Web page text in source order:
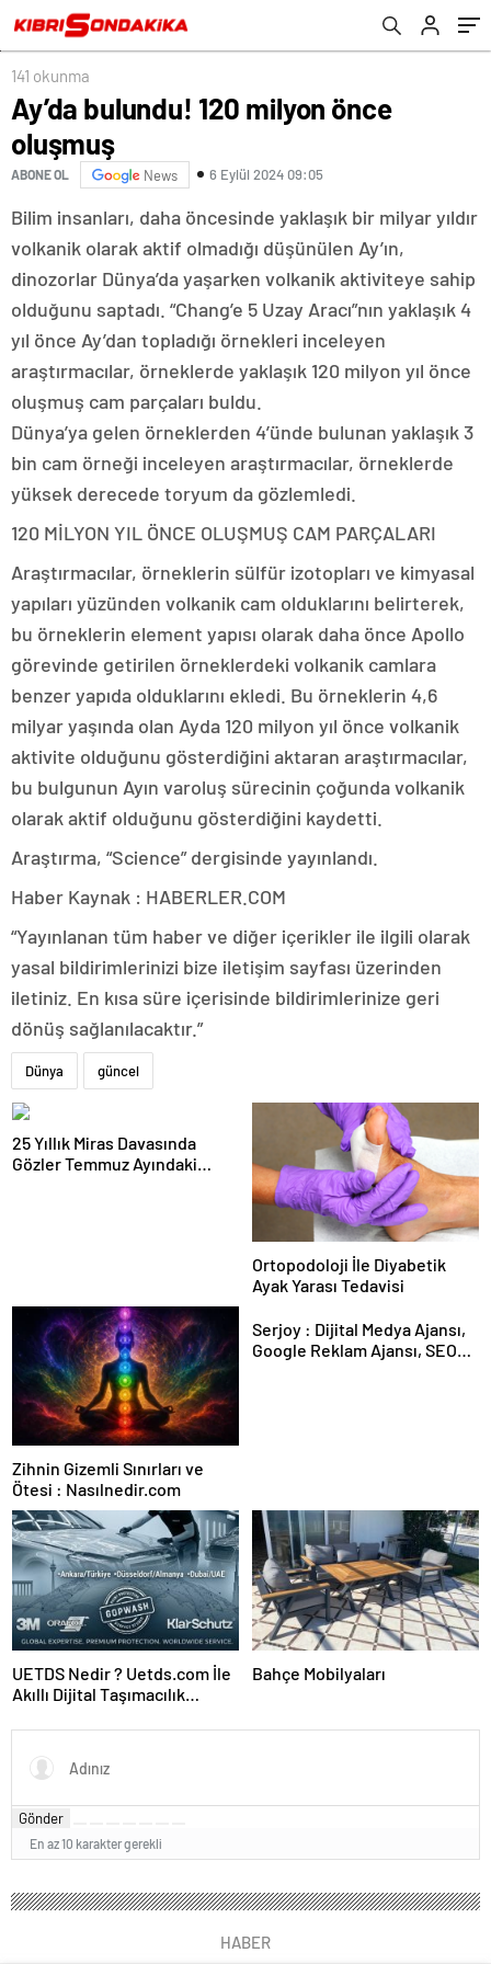
141 okunma
Ay’da bulundu! 120 milyon önce
oluşmuş
ABONE OL News 6 Eylül 2024 09:05
Bilim insanları, daha öncesinde yaklaşık bir milyar yıldır
volkanik olarak aktif olmadığı düşünülen Ay’ın,
dinozorlar Dünya’da yaşarken volkanik aktiviteye sahip
olduğunu saptadı. “Chang’e 5 Uzay Aracı”nın yaklaşık 4
yıl önce Ay’dan topladığı örnekleri inceleyen
araştırmacılar, örneklerde yaklaşık 120 milyon yıl önce
oluşmuş cam parçaları buldu.
Dünya’ya gelen örneklerden 4’ünde bulunan yaklaşık 3
bin cam örneği inceleyen araştırmacılar, örneklerde
yüksek derecede toryum da gözlemledi.
120 MİLYON YIL ÖNCE OLUŞMUŞ CAM PARÇALARI
Araştırmacılar, örneklerin sülfür izotopları ve kimyasal
yapıları yüzünden volkanik cam olduklarını belirterek,
bu örneklerin element yapısı olarak daha önce Apollo
görevinde getirilen örneklerdeki volkanik camlara
benzer yapıda olduklarını ekledi. Bu örneklerin 4,6
milyar yaşında olan Ayda 120 milyon yıl önce volkanik
aktivite olduğunu gösterdiğini aktaran araştırmacılar,
bu bulgunun Ayın varoluş sürecinin çoğunda volkanik
olarak aktif olduğunu gösterdiğini kaydetti.
Araştırma, “Science” dergisinde yayınlandı.
Haber Kaynak : HABERLER.COM
“Yayınlanan tüm haber ve diğer içerikler ile ilgili olarak
yasal bildirimlerinizi bize iletişim sayfası üzerinden
iletiniz. En kısa süre içerisinde bildirimlerinize geri
dönüş sağlanılacaktır.”
Dünya güncel
25 Yıllık Miras Davasında
Gözler Temmuz Ayındaki
Ortopodoloji İle Diyabetik
Ayak Yarası Tedavisi
Zihnin Gizemli Sınırları ve
Ötesi : Nasılnedir.com
Serjoy : Dijital Medya Ajansı,
Google Reklam Ajansı, SEO
UETDS Nedir ? Uetds.com İle
Akıllı Dijital Taşımacılık
Bahçe Mobilyaları
Gönder
En az 10 karakter gerekli
HABER